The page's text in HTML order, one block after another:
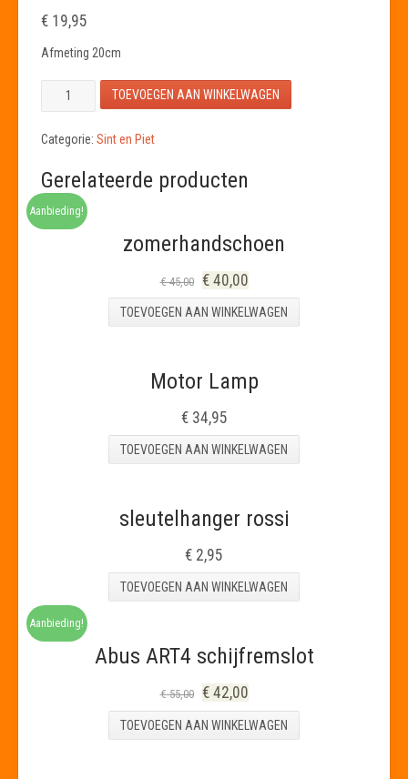
€ 19,95
Afmeting 20cm
Motor
TOEVOEGEN AAN WINKELWAGEN
Categorie: Sint en Piet
Gerelateerde producten
Aanbieding!
zomerhandschoen
€45,00 €40,00
TOEVOEGEN AAN WINKELWAGEN
Motor Lamp
€34,95
TOEVOEGEN AAN WINKELWAGEN
sleutelhanger rossi
€ 2,95
TOEVOEGEN AAN WINKELWAGEN
Aanbieding!
Abus ART4 schijfremslot
€55,00 €42,00
TOEVOEGEN AAN WINKELWAGEN